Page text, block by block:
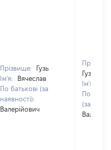
Прізвище:
Гузь
Ім'я:
Вячеслав
По батькові (за
наявності):
Валерійович
Гузь
Ім'я:
По
(за